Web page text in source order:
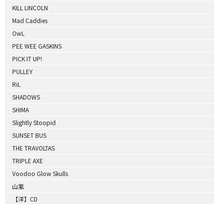
KILL LINCOLN
Mad Caddies
OwL
PEE WEE GASKINS
PICK IT UP!
PULLEY
RiL
SHADOWS
SHIMA
Slightly Stoopid
SUNSET BUS
THE TRAVOLTAS
TRIPLE AXE
Voodoo Glow Skulls
山嵐
【洋】CD